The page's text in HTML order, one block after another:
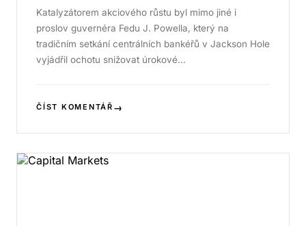
Katalyzátorem akciového růstu byl mimo jiné i
proslov guvernéra Fedu J. Powella, který na
tradičním setkání centrálních bankéřů v Jackson Hole
vyjádřil ochotu snižovat úrokové…
ČÍST KOMENTÁŘ →